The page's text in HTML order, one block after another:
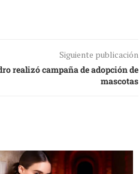
Siguiente publicación
realizó campaña de adopción de
mascotas